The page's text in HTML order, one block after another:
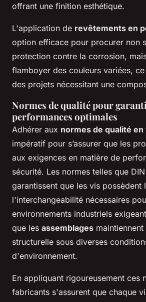
offrant une finition esthétique.
L'application de revêtements en
option efficace pour procurer non
protection contre la corrosion,
flamboyer des couleurs variées,
des projets nécessitant une
Normes de qualité pour
performances optimales
Adhérer aux normes de qualité
impératif pour s’assurer que les
aux exigences en matière de
sécurité. Les normes telles que
garantissent que les vis possèdent
l'interchangeabilité nécessaires
environnements industriels
que les assemblages
structurelle sous diverses
d'environnement.
En appliquant rigoureusement ces
fabricants s'assurent que chaque